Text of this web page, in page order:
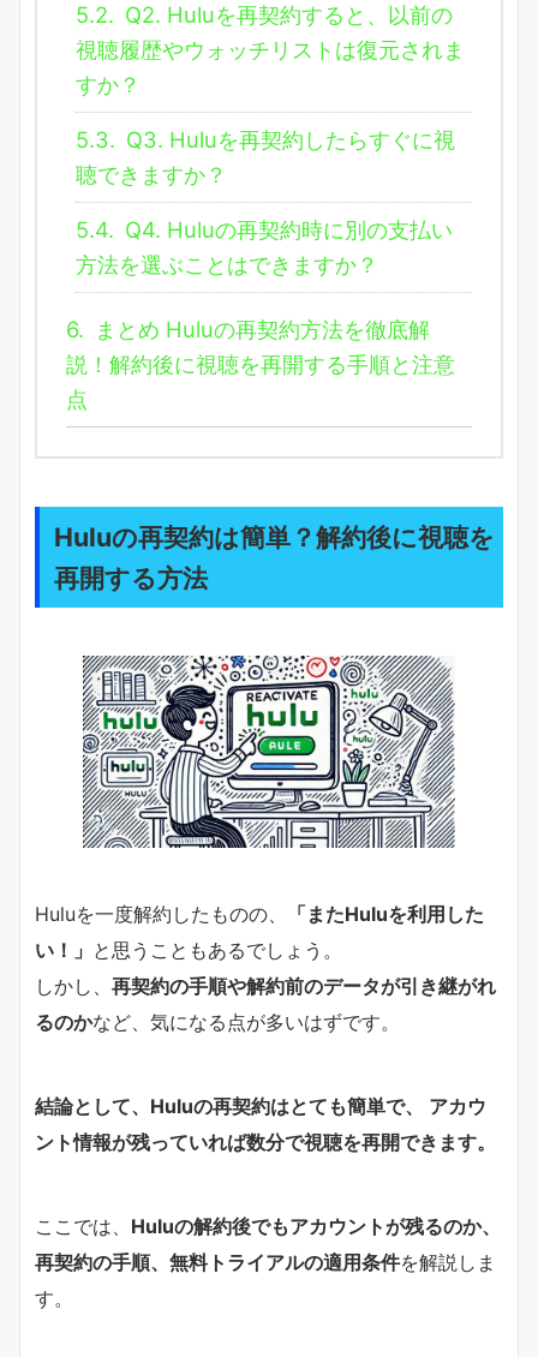
5.2. Q2. Huluを再契約すると、以前の
視聴履歴やウォッチリストは復元されま
すか？
5.3. Q3. Huluを再契約したらすぐに視
聴できますか？
5.4. Q4. Huluの再契約時に別の支払い
方法を選ぶことはできますか？
6.
まとめ Huluの再契約方法を徹底解
説！解約後に視聴を再開する手順と注意
点
Huluの再契約は簡単？解約後に視聴を
再開する方法
Huluを一度解約したものの、
「またHuluを利用した
い！」 と思うこともあるでしょう。
しかし、 再契約の手順や解約前のデータが引き継がれ
るのかなど、気になる点が多いはずです。
結論として、Huluの再契約はとても簡単で、 アカウ
ント情報が残っていれば数分で視聴を再開できます。
ここでは、 Huluの解約後でもアカウントが残るのか、
再契約の手順、無料トライアルの適用条件を解説しま
す。